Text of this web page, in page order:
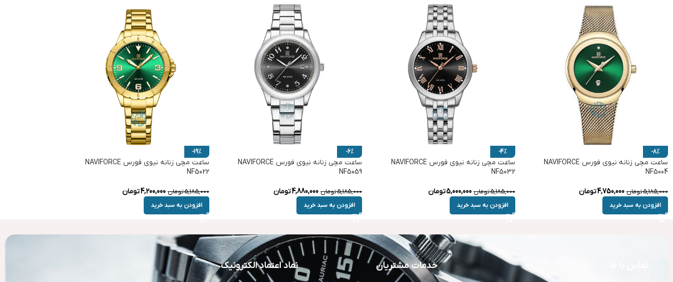
-8%
ساعت مچی زنانه نیوی فورس NAVIFORCE
NF5004
5,185,000تومان 4,750,000تومان
افزودن به سبد خرید
-4%
ساعت مچی زنانه نیوی فورس NAVIFORCE
NF5032
5,185,000تومان 5,000,000تومان
افزودن به سبد خرید
-6%
ساعت مچی زنانه نیوی فورس NAVIFORCE
NF5059
5,185,000تومان 4,880,000تومان
افزودن به سبد خرید
-19%
ساعت مچی زنانه نیوی فورس NAVIFORCE
NF5022
5,185,000تومان 4,200,000تومان
افزودن به سبد خرید
خدمات مشتریان نماد اعتماد الکترونیک